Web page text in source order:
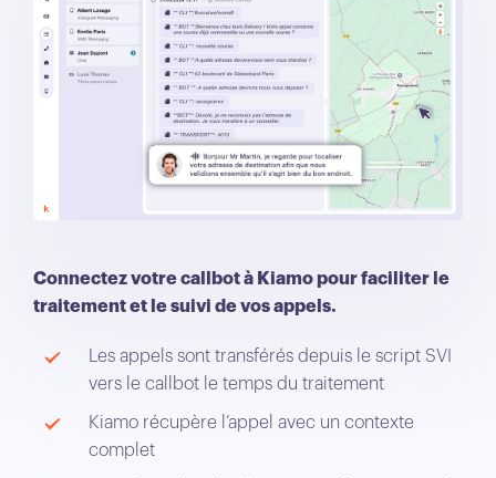
Connectez votre callbot à Kiamo pour faciliter le
traitement et le suivi de vos appels.
Les appels sont transférés depuis le script SVI
vers le callbot le temps du traitement
Kiamo récupère l’appel avec un contexte
complet